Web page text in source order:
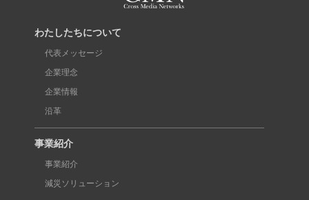
わたしたちについて
代表メッセージ
企業理念
企業情報
沿革
事業紹介
事業紹介
減災ソリューション